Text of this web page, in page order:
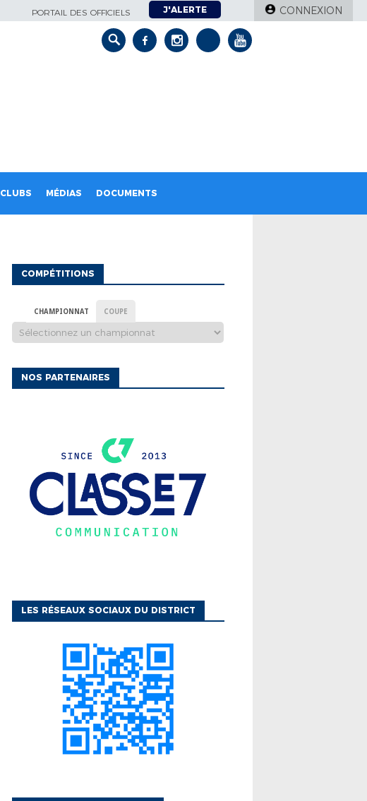
PORTAIL DES OFFICIELS J'ALERTE CONNEXION
CLUBS MÉDIAS DOCUMENTS
COMPÉTITIONS
CHAMPIONNAT COUPE
NOS PARTENAIRES
LES RÉSEAUX SOCIAUX DU DISTRICT